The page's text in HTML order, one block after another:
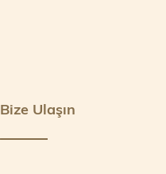
Bize Ulaşın